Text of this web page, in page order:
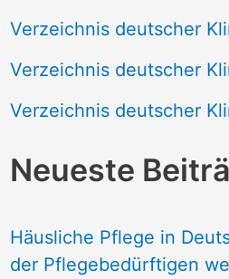
Verzeichnis deutscher
Verzeichnis deutscher
Verzeichnis deutscher
Neueste
Häusliche Pflege in
der Pflegebedürftigen